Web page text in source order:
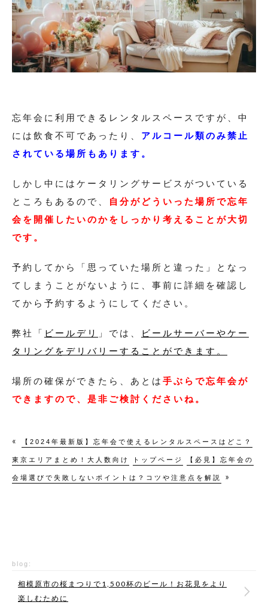
忘年会に利用できるレンタルスペースですが、中
には飲食不可であったり、 アルコール類のみ禁止
されている場所もあります。
しかし中にはケータリングサービスがついている
ところもあるので、
自分がどういった場所で忘年
会を開催したいのかをしっかり考えることが大切
です。
予約してから「思っていた場所と違った」となっ
てしまうことがないように、事前に詳細を確認し
てから予約するようにしてください。
弊社「 ビールデリ 」では、
ビールサーバーやケー
タリングをデリバリーすることができます。
場所の確保ができたら、あとは 手ぶらで忘年会が
できますので、是非ご検討くださいね。
« 【2024年最新版】忘年会で使えるレンタルスペースはどこ？
東京エリアまとめ！大人数向け トップページ 【必見】忘年会の
会場選びで失敗しないポイントは？コツや注意点を解説 »
blog:
相模原市の桜まつりで1,500杯のビール！お花見をより
楽しむために